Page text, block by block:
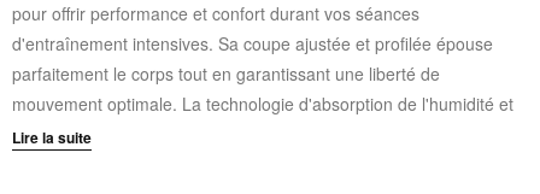
pour offrir performance et confort durant vos séances
d'entraînement intensives. Sa coupe ajustée et profilée épouse
parfaitement le corps tout en garantissant une liberté de
mouvement optimale. La technologie d'absorption de l'humidité et
séchage rapide maintient votre peau au sec même lors des efforts
Lire la suite